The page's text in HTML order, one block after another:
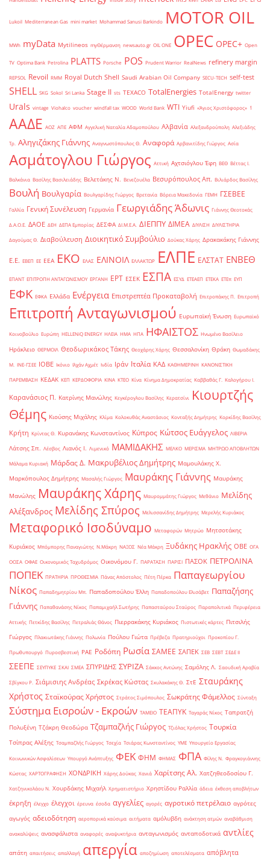
Lukoil Mediterranean Gas mini market Mohammad Sanusi Barkindo MOTOR OIL
MWh myData Mytilineos myΘέρμανση newsauto.gr OIL ONE OPEC OPEC+ Open
TV Optima Bank Petrolina PLATTS Porsche POS Prudent Warrior RealNews refinery margin
REPSOL Revoil RMM Royal Dutch Shell Saudi Arabian Oil Company SECU-TECH self-test
SHELL SKG Sokol Sri Lanka Stage II sts TEXACO TotalEnergies TotalEnergy twitter
Urals vintage Viohalco voucher windfall tax WOOD World Bank WTI Yiufi «Άγιος Χριστόφορος» ΄1
ΑΑΔΕ ΑΟΖ ΑΠΕ ΑΦΜ Αγγελική Ναταλία Αδαμοπούλου Αλβανία Αλεξανδρούπολη Αλεξιάδης
Τρ. Αληγιζάκης Γιάννης Αναγνωστόπουλος Θ. Αναφορά Αρβανιτίδης Γιώργος Ασία
Ασμάτογλου Γιώργος Αττική Αχτσιόγλου Έφη ΒΕΘ Βέττας Ι.
Βαλκάνια Βασίλης Βασιλειάδης Βελετάκης Ν. Βενεζουέλα Βεσυρόπουλος Απ. Βιλιάρδος Βασίλης
Βουλή Βουλγαρία Βουλγαρίδης Γιώργος Βρετανία Βόρεια Μακεδονία ΓΕΜΗ ΓΣΕΒΕΕ
Γαλλία Γενική Συνέλευση Γερμανία Γεωργιάδης Άδωνις Γιάννης Θεοτοκάς
Δ.Α.Ο.Ε. ΔΑΟΕ ΔΕΗ ΔΕΠΑ Εμπορίας ΔΕΣΦΑ ΔΙ.Μ.Ε.Α. ΔΙΕΠΠΥ ΔΙΜΕΑ ΔΙΥΛΙΣΗ ΔΙΥΛΙΣΤΗΡΙΑ
Δαγούμας Θ. Διαβούλευση Διοικητικό Συμβούλιο Δούκας Χάρης Δρακακάκης Γιάννης
Ε.Ε. ΕΒΕΠ ΕΕ ΕΕΑ ΕΚΟ ΕΛΑΣ ΕΛΙΝΟΙΛ ΕΛΛΑΚΤΩΡ ΕΛΠΕ ΕΛΣΤΑΤ ΕΝΒΕΘ
ΕΠΑΝΤ ΕΠΙΤΡΟΠΗ ΑΝΤΑΓΩΝΙΣΜΟΥ ΕΡΓΑΝΗ ΕΡΤ ΕΣΕΚ ΕΣΠΑ ΕΣΥΔ ΕΤΕΑΕΠ ΕΤΕΚΑ ΕΤΕπ ΕΥΠ
ΕΦΚ ΕΦΚΑ Ελλάδα Ενέργεια Επιστρεπτέα Προκαταβολή Επιτροπάκης Π. Επιτροπή
Επιτροπή Ανταγωνισμού Ευρωπαϊκή Ένωση Ευρωπαϊκό
Κοινοβούλιο Ευρώπη ΗELLENiQ ENERGY ΗΛΕΙΑ ΗΜΑ ΗΠΑ ΗΦΑΙΣΤΟΣ Ηνωμένο Βασίλειο
Ηράκλειο ΘΕΡΜΟΙΛ Θεοδωρικάκος Τάκης Θεοχάρης Χάρης Θεσσαλονίκη Θράκη Θωμαδάκης
Μ. ΙΝΕ-ΓΣΕΕ ΙΟΒΕ Ικόνιο Ιλχάν Αχμέτ Ινδία Ιράν Ιταλία ΚΑΔ ΚΑΘΗΜΕΡΙΝΗ ΚΑΝΟΝΙΣΤΙΚΗ
ΠΑΡΕΜΒΑΣΗ ΚΕΔΑΚ ΚΕΠ ΚΕΡΔΟΦΟΡΙΑ ΚΙΝΑ ΚΤΕΟ Κίνα Κίνημα Δημοκρατίας Καββαθάς Γ. Καλογήρου Ι.
Καρανάσιος Π. Κατρίνης Μανώλης Κεγκέρογλου Βασίλης Κερατσίνι
Κιουρτζής
Θέμης Κιούσης Μιχάλης Κλίμα Κολοκυθάς Αναστάσιος Κονταξής Δημήτρης Κορκίδης Βασίλης
Κρήτη Κρίντας Θ. Κυρανάκης Κωνσταντίνος Κύπρος Κώτσος Ευάγγελος ΛΙΒΕΡΙΑ
Λάτσης Σπ. Λέσβος Λιανός Ι. Λιμενικό ΜΑΜΙΔΑΚΗΣ ΜΕΛΚΟ ΜΕΡΙΣΜΑ ΜΗΤΡΩΟ ΑΠΟΒΛΗΤΩΝ
Μάλαμα Κυριακή Μάρδας Δ. Μακρυβέλιος Δημήτρης Μαμουλάκης Χ.
Μαρκόπουλος Δημήτρης Μασαλής Γιώργος Μαυράκης Γιάννης Μαυράκης
Μανώλης Μαυράκης Χάρης Μαυρομμάτης Γιώργος Μεθάνιο Μελίδης
Αλέξανδρος Μελίδης Σπύρος Μελισσανίδης Δημήτρης Μερελής Κυριάκος
Μεταφορικό Ισοδύναμο Μεταφορών Μητρώο Μητσοτάκης
Κυριάκος Μπόμπορης Παναγιώτης Ν.Μάκρη ΝΑΞΟΣ Νέα Μάκρη Ξυδάκης Ηρακλής ΟΒΕ ΟΓΑ
ΟΟΣΑ ΟΦΑΕ Οικονομικός Ταχυδρόμος Οικονόμου Γ. ΠΑΡΑΤΑΣΗ ΠΑΡΙΣΙ ΠΑΣΟΚ ΠΕΤΡΟΛΙΝΑ
ΠΟΠΕΚ ΠΡΑΤΗΡΙΑ ΠΡΟΘΕΣΜΙΑ Πάνας Απόστολος Πέτη Πέρκα Παπαγεωργίου
Νίκος Παπαδημητρίου Μπ. Παπαδοπούλου Έλλη Παπαδοπούλου Ελισάβετ Παπαζήσης
Γιάννης Παπαθανάσης Νίκος Παπαμιχαήλ Σωτήρης Παπασταύρου Σταύρος Παραπολιτικά Περιφέρεια
Αττικής Πετκίδης Βασίλης Πετραλιάς Θάνος Πιερρακάκης Κυριάκος Πιστωτικές κάρτες Πιτσιλής
Γιώργος Πλακιωτάκης Γιάννης Πολωνία Πούλου Γιώτα Πρέβεζα Πρατηριούχοι Προκοπίου Γ.
Πρωθυπουργό Πυροσβεστική ΡΑΕ Ροδόπη Ρωσία ΣΑΜΕΕ ΣΑΠΕΚ ΣΕΒ ΣΕΒΤ ΣΕΔΕ ΙΙ
ΣΕΕΠΕ ΣΕΥΠΥΚΕ ΣΚΑΙ ΣΜΕΑ ΣΠΥΡΙΔΗΣ ΣΥΡΙΖΑ Σάκκος Αντώνης Σαμόλης Λ. Σαουδική Αραβία
Σβίγκου Ρ. Σιάμισιης Ανδρέας Σκρέκας Κώστας Σκυλακάκης Θ. ΣτΕ Σταυράκης
Χρήστος Σταϊκούρας Χρήστος Στράτος Σιμόπουλος Σωκράτης Φάμελλος Σύνταξη
Σύστημα Εισροών - Εκροών ΤΑΜΕΙΟ ΤΕΑΠΥΚ Ταγαράς Νίκος Ταπρατζή
Πολυξένη Τζάκρη Θεοδώρα Τζαμπαζλής Γιώργος Τζιόλας Χρήστος Τουρκία
Τσίπρας Αλέξης Τσαμπαζλής Γιώργος Τσεχία Τσιάρας Κωνσταντίνος ΥΜΕ Υπουργείο Εργασίας
Κοινωνικών Ασφαλίσεων Υπουργό Ανάπτυξης ΦΕΚ ΦΗΜ ΦΗΜΑΣ ΦΠΑ Φίλης Ν. Φραγκογιάννης
Κώστας ΧΑΡΤΟΓΡΑΦΗΣΗ ΧΟΝΔΡΙΚΗ Χάρης Δούκας Χανιά Χαρίτσης Αλ. Χατζηθεοδοσίου Γ.
Χατζηνικολάου Ν. Χουρδάκης Μιχαήλ Χρηματιστήριο Χρηστίδου Ραλλία άδεια έκθεση αποβλήτων
έκρηξη έλεγχο έλεγχοι έρευνα έσοδα αγγελίες αγορές αγροτικό πετρέλαιο αγρότες
αγωγός αδειοδότηση αεροπορικά καύσιμα αιτήματα αμόλυβδη ανάκτηση ατμών αναβάθμιση
ανακαλύψεις ανασφάλιστα αναφορές αναψυκτήρια ανταγωνισμός ανταποδοτικά αντλίες
απάτη απαιτήσεις απαλλαγή απεργία αποζημίωση αποτελέσματα απόβλητα